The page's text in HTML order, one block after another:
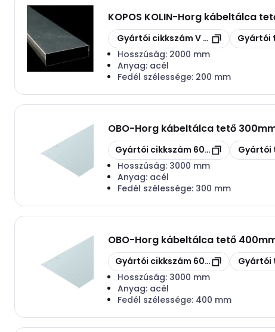
KOPOS KOLIN-Horg kábeltálca
Másolás
Gyártói cikkszám V 200 S Másolás
Gyártói
Hosszúság: 2000 mm
Anyag: acél
Fedél szélessége: 200 mm
OBO-Horg kábeltálca tető
Másolás
Gyártói cikkszám 6052304Másolás
Gyártói
Hosszúság: 3000 mm
Anyag: acél
Fedél szélessége: 300 mm
OBO-Horg kábeltálca tető
Másolás
Gyártói cikkszám 6052401Másolás
Gyártói
Hosszúság: 3000 mm
Anyag: acél
Fedél szélessége: 400 mm